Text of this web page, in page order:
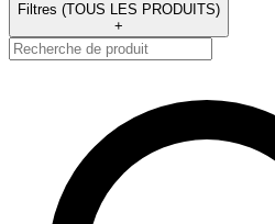
Filtres (TOUS LES PRODUITS)
+